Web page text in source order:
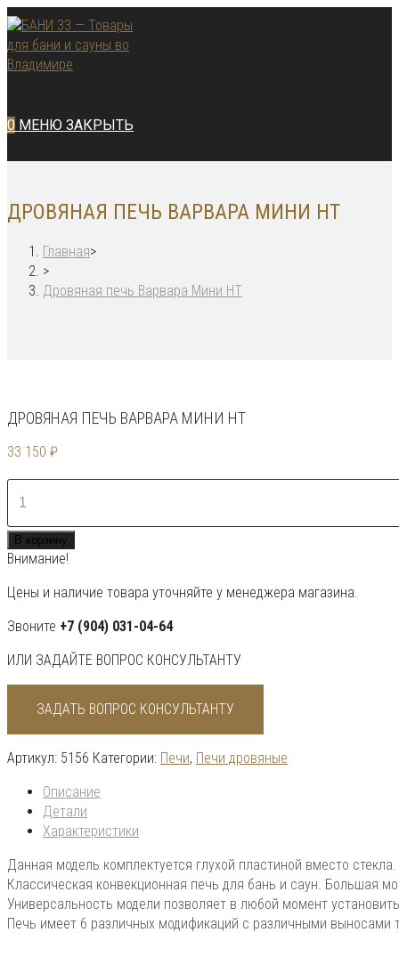
Перейти
к
содержимому
0 МЕНЮ ЗАКРЫТЬ
ДРОВЯНАЯ ПЕЧЬ ВАРВАРА МИНИ НТ
Главная>
>
Дровяная печь Варвара Мини НТ
ДРОВЯНАЯ ПЕЧЬ ВАРВАРА МИНИ НТ
33 150 ₽
Количество
товара
Дровяная
печь
Варвара
Мини
НТ
В корзину
Внимание!
Цены и наличие товара уточняйте у менеджера магазина.
Звоните +7 (904) 031-04-64
ИЛИ ЗАДАЙТЕ ВОПРОС КОНСУЛЬТАНТУ
ЗАДАТЬ ВОПРОС КОНСУЛЬТАНТУ
Артикул: 5156 Категории: Печи, Печи дровяные
Описание
Детали
Характеристики
Данная модель комплектуется глухой пластиной вместо
Классическая конвекционная печь для бань и саун. Большая
Универсальность модели позволяет в любой момент
Печь имеет 6 различных модификаций с различными выносами